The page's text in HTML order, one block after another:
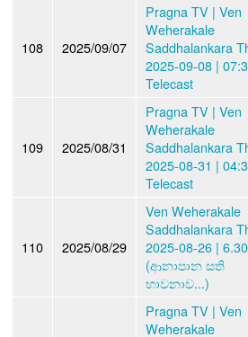
108 2025/09/07
Pragna TV | Ven
Weherakale
Saddhalankara
2025-09-08 |
Telecast
109 2025/08/31
Pragna TV | Ven
Weherakale
Saddhalankara
2025-08-31 |
Telecast
110 2025/08/29
Ven Weherakale
Saddhalankara
2025-08-26 |
(ආනාපාන සති
භාවනාව...)
Pragna TV | Ven
Weherakale